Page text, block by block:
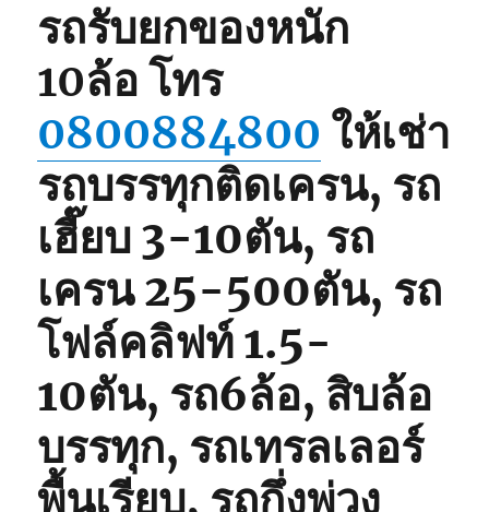
รถรับยกของหนัก
10ล้อ โทร
0800884800 ให้เช่า
รถบรรทุกติดเครน, รถ
เฮี๊ยบ 3-10ตัน, รถ
เครน 25-500ตัน, รถ
โฟล์คลิฟท์ 1.5-
10ตัน, รถ6ล้อ, สิบล้อ
บรรทุก, รถเทรลเลอร์
พื้นเรียบ, รถกึ่งพ่วง